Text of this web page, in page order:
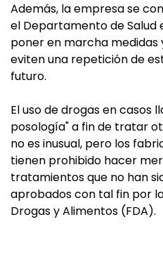
Además, la empresa se
el Departamento de Salud
poner en marcha
eviten una repetición de
futuro.
El uso de drogas en casos
posología" a fin de tratar
no es inusual, pero los
tienen prohibido hacer
tratamientos que no han
aprobados con tal fin por
Drogas y Alimentos (FDA).